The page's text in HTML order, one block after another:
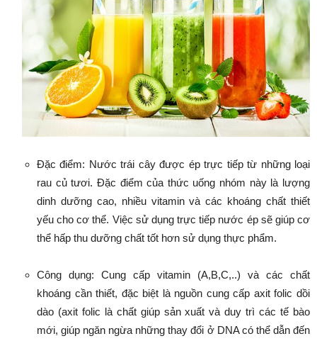
Đặc điểm: Nước trái cây được ép trực tiếp từ những loại
rau củ tươi. Đặc điểm của thức uống nhóm này là lượng
dinh dưỡng cao, nhiều vitamin và các khoáng chất thiết
yếu cho cơ thể. Việc sử dụng trực tiếp nước ép sẽ giúp cơ
thể hấp thu dưỡng chất tốt hơn sử dụng thực phẩm.
Công dụng: Cung cấp vitamin (A,B,C,..) và các chất
khoáng cần thiết, đặc biệt là nguồn cung cấp axit folic dồi
dào (axit folic là chất giúp sản xuất và duy trì các tế bào
mới, giúp ngăn ngừa những thay đổi ở DNA có thể dẫn đến